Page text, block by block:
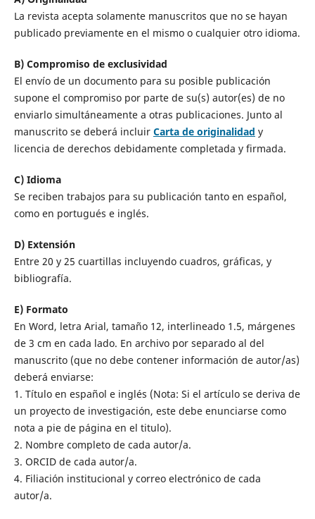
La revista acepta solamente manuscritos que no se hayan
publicado previamente en el mismo o cualquier otro idioma.
B) Compromiso de exclusividad
El envío de un documento para su posible publicación
supone el compromiso por parte de su(s) autor(es) de no
enviarlo simultáneamente a otras publicaciones. Junto al
manuscrito se deberá incluir Carta de originalidad y
licencia de derechos debidamente completada y firmada.
C) Idioma
Se reciben trabajos para su publicación tanto en español,
como en portugués e inglés.
D) Extensión
Entre 20 y 25 cuartillas incluyendo cuadros, gráficas, y
bibliografía.
E) Formato
En Word, letra Arial, tamaño 12, interlineado 1.5, márgenes
de 3 cm en cada lado. En archivo por separado al del
manuscrito (que no debe contener información de autor/as)
deberá enviarse:
1. Título en español e inglés (Nota: Si el artículo se deriva de
un proyecto de investigación, este debe enunciarse como
nota a pie de página en el titulo).
2. Nombre completo de cada autor/a.
3. ORCID de cada autor/a.
4. Filiación institucional y correo electrónico de cada
autor/a.